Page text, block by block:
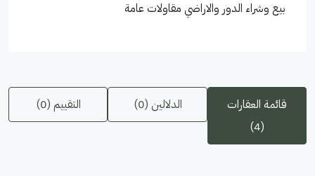
بيع وشراء الدور والاراضي مقاولات عامة
قائمة العقارات
(4)
الدلالين (0) التقييم (0)